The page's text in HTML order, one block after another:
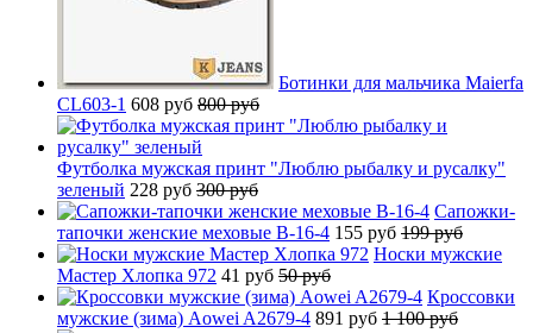
Ботинки для мальчика Maierfa
CL603-1 608 руб 800 руб
Футболка мужская принт "Люблю рыбалку и русалку"
зеленый 228 руб 300 руб
Сапожки-
тапочки женские меховые B-16-4 155 руб 199 руб
Носки мужские
Мастер Хлопка 972 41 руб 50 руб
Кроссовки
мужские (зима) Aowei A2679-4 891 руб 1 100 руб